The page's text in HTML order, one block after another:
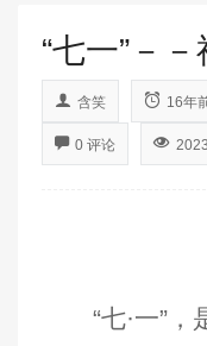
“七一”－
含笑 16年
0 评论
“七·一”